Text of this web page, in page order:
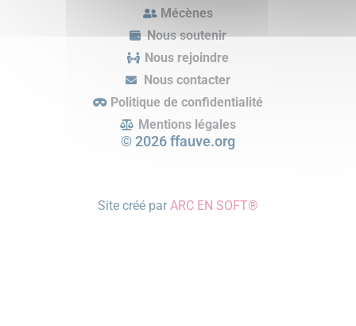
Mécènes
Nous soutenir
Nous rejoindre
Nous contacter
Politique de confidentialité
Mentions légales
© 2026 ffauve.org
Site créé par ARC EN SOFT®